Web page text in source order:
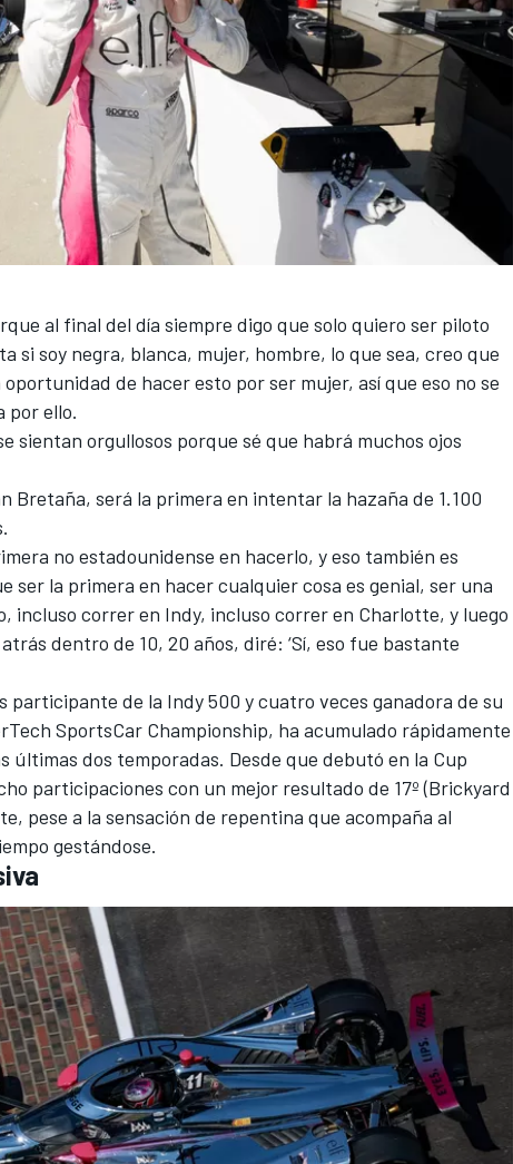
al final del día siempre digo que solo quiero ser piloto
si soy negra, blanca, mujer, hombre, lo que sea, creo que
de hacer esto por ser mujer, así que eso no se
por ello.
sientan orgullosos porque sé que habrá muchos ojos
Bretaña, será la primera en intentar la hazaña de 1.100
no estadounidense en hacerlo, y eso también es
ser la primera en hacer cualquier cosa es genial, ser una
incluso correr en Indy, incluso correr en Charlotte, y luego
dentro de 10, 20 años, diré: ‘Sí, eso fue bastante
participante de la Indy 500 y cuatro veces ganadora de su
SportsCar Championship, ha acumulado rápidamente
últimas dos temporadas. Desde que debutó en la Cup
participaciones con un mejor resultado de 17º (Brickyard
pese a la sensación de repentina que acompaña al
gestándose.